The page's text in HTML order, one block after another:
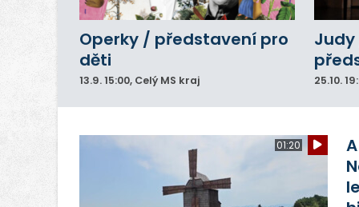
Operky / představení pro
děti
13.9.15:00, Celý MS kraj 25.10.
01:20